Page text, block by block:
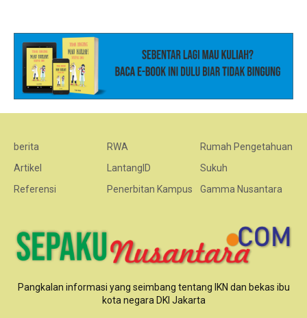
berita
Artikel
Referensi
RWA
LantangID
Penerbitan Kampus
Rumah Pengetahuan
Sukuh
Gamma Nusantara
Pangkalan informasi yang seimbang tentang IKN dan bekas ibu
kota negara DKI Jakarta